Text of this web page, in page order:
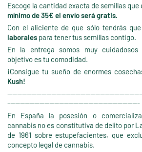
Escoge la cantidad exacta de semillas que
mínimo de 35€ el envío será gratis.
Con el aliciente de que sólo tendrás
laborales para tener tus semillas contigo.
En la entrega somos muy
objetivo es tu comodidad.
¡Consigue tu sueño de enormes
Kush!
------------------------------------------------------
En España la posesión o
cannabis no es constitutiva de delito por
de 1961 sobre estupefacientes, que
concepto legal de cannabis.